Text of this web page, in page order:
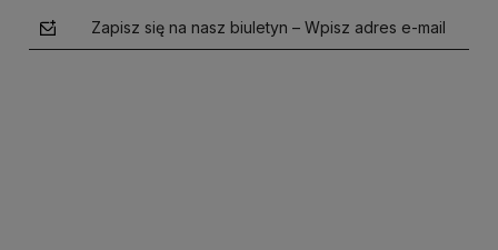
Zapisz się na nasz biuletyn – Wpisz adres e-mail